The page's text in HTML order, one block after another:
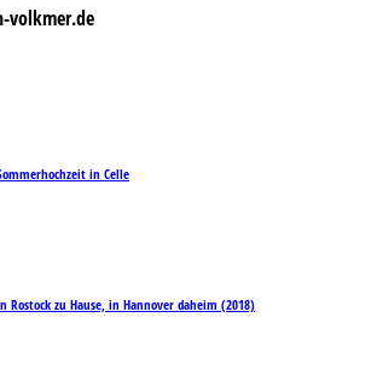
volkmer.de
in Celle
Rostock zu Hause, in Hannover daheim (2018)